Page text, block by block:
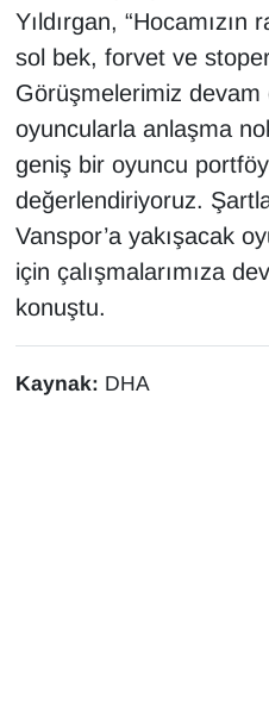
Yıldırgan,
sol bek, forvet ve stoper
Görüşmelerimiz devam
oyuncularla anlaşma
geniş bir oyuncu
değerlendiriyoruz.
Vanspor’a yakışacak
için çalışmalarımıza
konuştu.
Kaynak: DHA